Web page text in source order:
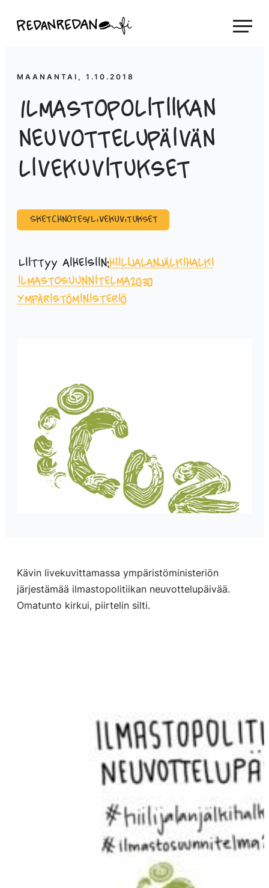
suoraan
Linda Saukko-Rauta, Redanredan Oy
piirrosvideoita
MAANANTAI, 1.10.2018
Ilmastopolitiikan
neuvottelupäivän
livekuvitukset
Sketchnotes/Livekuvitukset
Liittyy aiheisiin:hiilijalanjälkihalki
ilmastosuunnitelma2030
Ympäristöministeriö
Kävin livekuvittamassa ympäristöministeriön
järjestämää ilmastopolitiikan neuvottelupäivää.
Omatunto kirkui, piirtelin silti.